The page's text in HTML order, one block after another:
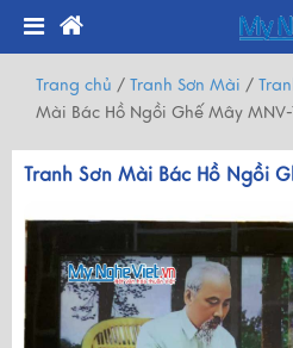
Trang chủ / Tranh Sơn Mài /
Mài Bác Hồ Ngồi Ghế Mây MNV-
Tranh Sơn Mài Bác Hồ Ngồi